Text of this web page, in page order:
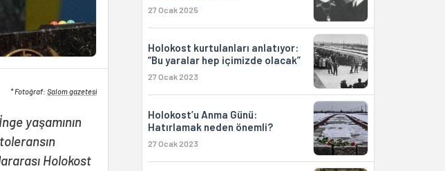
* Fotoğraf: Şalom gazetesi
yaşamının
Holokost
27 Ocak 2025
Holokost kurtulanları anlatıyor:
“Bu yaralar hep içimizde olacak”
27 Ocak 2023
Holokost’u Anma Günü:
Hatırlamak neden önemli?
27 Ocak 2023